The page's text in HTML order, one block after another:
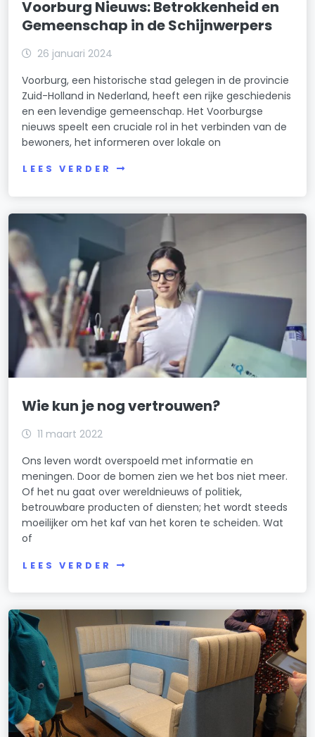
Voorburg Nieuws: Betrokkenheid en
Gemeenschap in de Schijnwerpers
26 januari 2024
Voorburg, een historische stad gelegen in de provincie
Zuid-Holland in Nederland, heeft een rijke geschiedenis
en een levendige gemeenschap. Het Voorburgse
nieuws speelt een cruciale rol in het verbinden van de
bewoners, het informeren over lokale on
LEES VERDER
Wie kun je nog vertrouwen?
11 maart 2022
Ons leven wordt overspoeld met informatie en
meningen. Door de bomen zien we het bos niet meer.
Of het nu gaat over wereldnieuws of politiek,
betrouwbare producten of diensten; het wordt steeds
moeilijker om het kaf van het koren te scheiden. Wat
of
LEES VERDER